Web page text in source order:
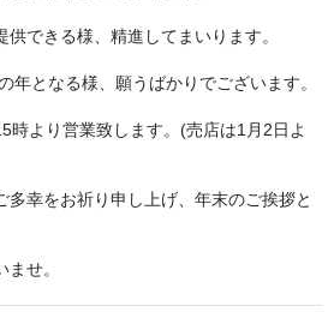
できる様、精進してまいります。
年となる様、願うばかりでございます。
時より営業致します。(売店は1月2日よ
多幸をお祈り申し上げ、年末のご挨拶と
せ。